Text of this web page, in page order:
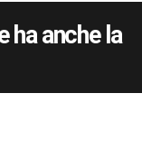
ha anche la